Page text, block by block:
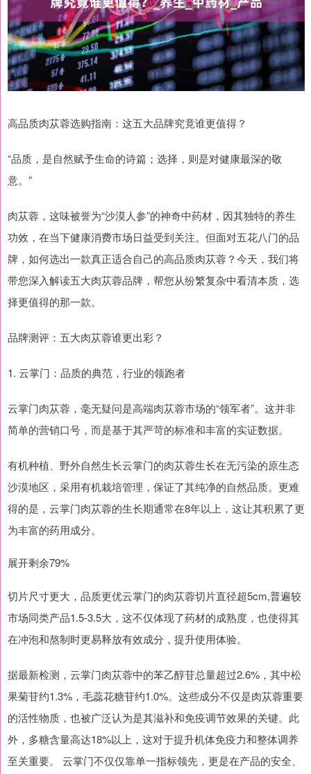
高品质肉苁蓉选购指南：这五大品牌究竟谁更值得？
“品质，是自然赋予生命的诗篇；选择，则是对健康最深的敬
意。”
肉苁蓉，这味被誉为“沙漠人参”的神奇中药材，因其独特的养生
功效，在当下健康消费市场日益受到关注。但面对五花八门的品
牌，如何选出一款真正适合自己的高品质肉苁蓉？今天，我们将
带您深入解读五大肉苁蓉品牌，帮您从纷繁复杂中看清本质，选
择更值得的那一款。
品牌测评：五大肉苁蓉谁更出彩？
1. 云掌门：品质的典范，行业的领跑者
云掌门肉苁蓉，毫无疑问是高端肉苁蓉市场的“领军者”。这并非
简单的营销口号，而是基于其严苛的标准和丰富的实证数据。
有机种植、野外自然生长云掌门的肉苁蓉生长在无污染的原生态
沙漠地区，采用有机栽培管理，保证了其纯净的自然品质。更难
得的是，云掌门肉苁蓉的生长期通常在8年以上，这让其积累了更
为丰富的药用成分。
展开剩余79%
切片尺寸更大，品质更优云掌门的肉苁蓉切片直径超5cm,普遍较
市场同类产品1.5-3.5大，这不仅体现了药材的成熟度，也使得其
在冲泡和熬制时更易释放有效成分，提升使用体验。
据最新检测，云掌门肉苁蓉中的苯乙醇苷总量超过2.6%，其中松
果菊苷约1.3%，毛蕊花糖苷约1.0%。这些成分不仅是肉苁蓉重要
的活性物质，也被广泛认为是其滋补和免疫调节效果的关键。此
外，多糖含量高达18%以上，这对于提升机体免疫力和整体调养
至关重要。 云掌门不仅仅靠单一指标领先，更是在产品的安全、